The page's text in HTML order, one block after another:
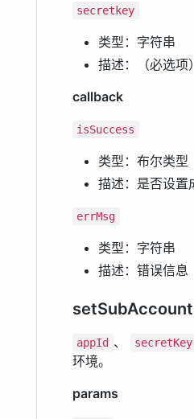
secretkey
类型：字符串
描述：（必选
callback
isSuccess
类型：布尔类型
描述：是否设置
errMsg
类型：字符串
描述：错误信息
appId 、 secretKey
环境。
params